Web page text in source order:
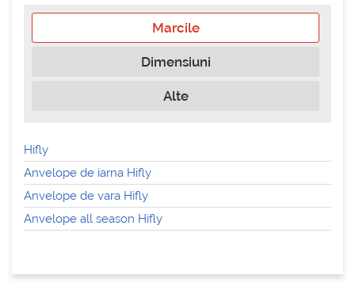
Marcile
Dimensiuni
Alte
Hifly
Anvelope de iarna Hifly
Anvelope de vara Hifly
Anvelope all season Hifly